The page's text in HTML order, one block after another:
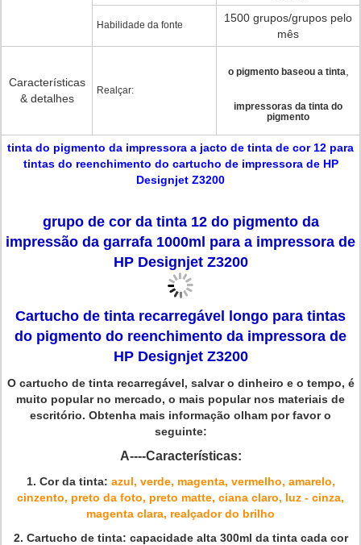
Habilidade da fonte
1500 grupos/grupos pelo
mês
Características
& detalhes
Realçar:
o pigmento baseou a tinta
impressoras da tinta do
pigmento
tinta do pigmento da impressora a jacto de tinta de cor 12 para
tintas do reenchimento do cartucho de impressora de HP
Designjet Z3200
grupo de cor da tinta 12 do pigmento da
impressão da garrafa 1000ml para a impressora de
HP Designjet Z3200
Cartucho de tinta recarregável longo para tintas
do pigmento do reenchimento da impressora de
HP Designjet Z3200
O cartucho de tinta recarregável, salvar o dinheiro e o tempo, é
muito popular no mercado, o mais popular nos materiais de
escritório. Obtenha mais informação olham por favor o
seguinte:
A----Características:
1. Cor da tinta: azul, verde, magenta, vermelho, amarelo,
cinzento, preto da foto, preto matte, ciana claro, luz - cinza,
magenta clara, realçador do brilho
2. Cartucho de tinta: capacidade alta 300ml da tinta cada cor